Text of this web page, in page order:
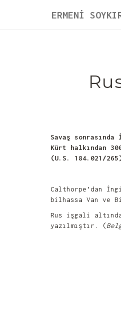
ERMENİ
Savaş
Kürt halkından
(U.S. 184.021/
Calthorpe’dan
bilhassa Van ve
Rus işgali
yazılmıştır. (